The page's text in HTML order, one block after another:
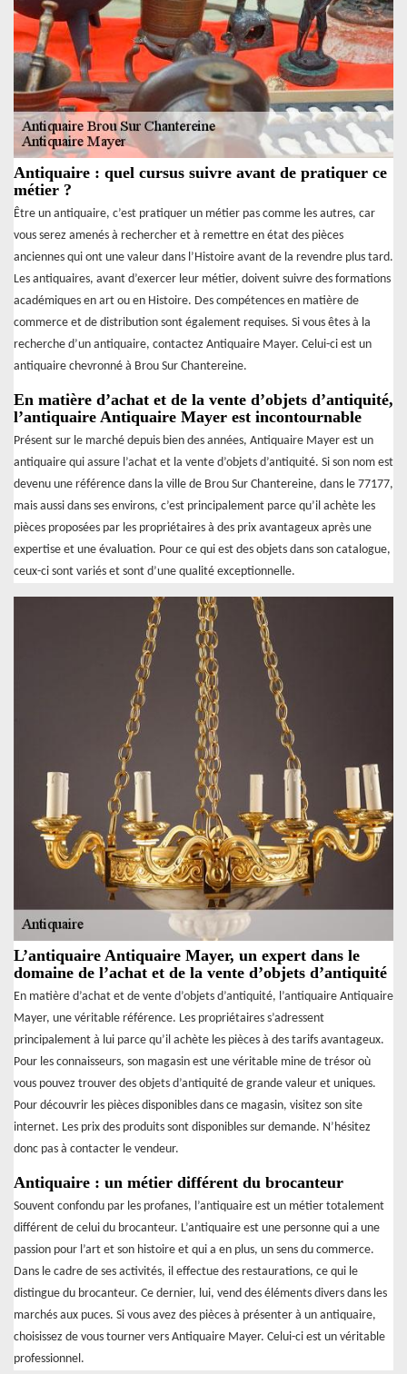
Antiquaire : quel cursus suivre avant de pratiquer ce
métier ?
Être un antiquaire, c’est pratiquer un métier pas comme les autres, car
vous serez amenés à rechercher et à remettre en état des pièces
anciennes qui ont une valeur dans l’Histoire avant de la revendre plus tard.
Les antiquaires, avant d’exercer leur métier, doivent suivre des formations
académiques en art ou en Histoire. Des compétences en matière de
commerce et de distribution sont également requises. Si vous êtes à la
recherche d’un antiquaire, contactez Antiquaire Mayer. Celui-ci est un
antiquaire chevronné à Brou Sur Chantereine.
En matière d’achat et de la vente d’objets d’antiquité,
l’antiquaire Antiquaire Mayer est incontournable
Présent sur le marché depuis bien des années, Antiquaire Mayer est un
antiquaire qui assure l’achat et la vente d’objets d’antiquité. Si son nom est
devenu une référence dans la ville de Brou Sur Chantereine, dans le 77177,
mais aussi dans ses environs, c’est principalement parce qu’il achète les
pièces proposées par les propriétaires à des prix avantageux après une
expertise et une évaluation. Pour ce qui est des objets dans son catalogue,
ceux-ci sont variés et sont d’une qualité exceptionnelle.
L’antiquaire Antiquaire Mayer, un expert dans le
domaine de l’achat et de la vente d’objets d’antiquité
En matière d’achat et de vente d’objets d’antiquité, l’antiquaire Antiquaire
Mayer, une véritable référence. Les propriétaires s’adressent
principalement à lui parce qu’il achète les pièces à des tarifs avantageux.
Pour les connaisseurs, son magasin est une véritable mine de trésor où
vous pouvez trouver des objets d’antiquité de grande valeur et uniques.
Pour découvrir les pièces disponibles dans ce magasin, visitez son site
internet. Les prix des produits sont disponibles sur demande. N’hésitez
donc pas à contacter le vendeur.
Antiquaire : un métier différent du brocanteur
Souvent confondu par les profanes, l’antiquaire est un métier totalement
différent de celui du brocanteur. L’antiquaire est une personne qui a une
passion pour l’art et son histoire et qui a en plus, un sens du commerce.
Dans le cadre de ses activités, il effectue des restaurations, ce qui le
distingue du brocanteur. Ce dernier, lui, vend des éléments divers dans les
marchés aux puces. Si vous avez des pièces à présenter à un antiquaire,
choisissez de vous tourner vers Antiquaire Mayer. Celui-ci est un véritable
professionnel.